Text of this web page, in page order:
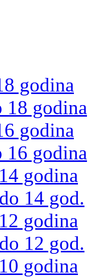
godina
18 godina
godina
16 godina
godina
14 god.
godina
12 god.
godina